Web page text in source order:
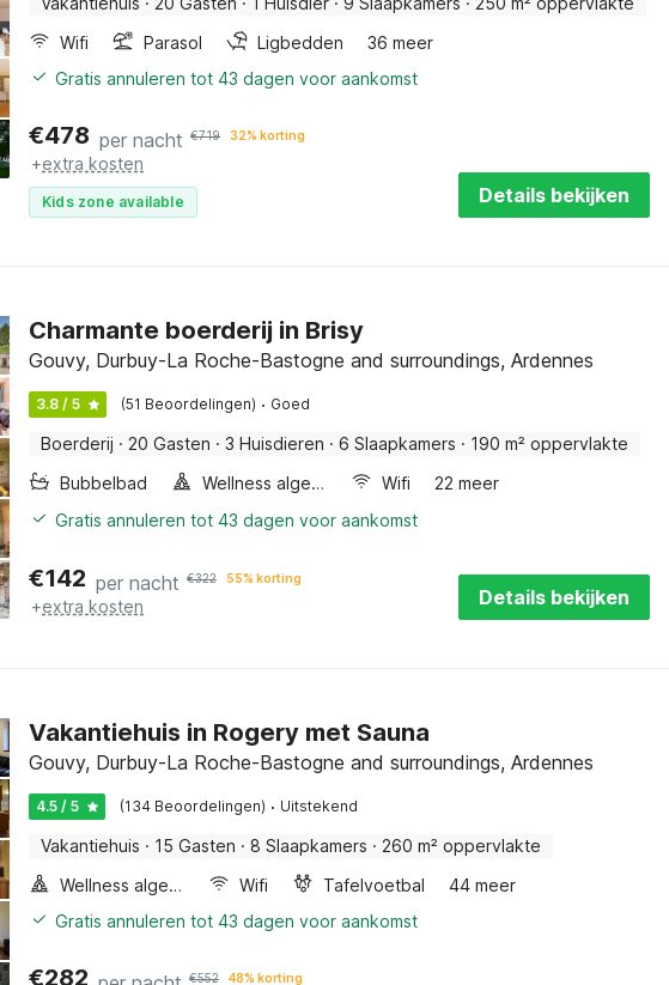
Wifi
Parasol Ligbedden
36 meer
Gratis annuleren tot 43 dagen voor aankomst
€478 per nacht €719 32% korting
+extra kosten
Kids zone available Details bekijken
Charmante boerderij in Brisy
Gouvy, Durbuy-La Roche-Bastogne and surroundings, Ardennes
3.8 / 5 (51 Beoordelingen) · Goed
Boerderij · 20 Gasten · 3 Huisdieren · 6 Slaapkamers · 190 m² oppervlakte
Bubbelbad
Wellness algemeen Wifi
22 meer
Gratis annuleren tot 43 dagen voor aankomst
€142 per nacht €322 55% korting
+extra kosten Details bekijken
Vakantiehuis in Rogery met Sauna
Gouvy, Durbuy-La Roche-Bastogne and surroundings, Ardennes
4.5 / 5 (134 Beoordelingen) · Uitstekend
Vakantiehuis · 15 Gasten · 8 Slaapkamers · 260 m² oppervlakte
Wellness algemeen
Wifi Tafelvoetbal
44 meer
Gratis annuleren tot 43 dagen voor aankomst
€282 €552 48% korting